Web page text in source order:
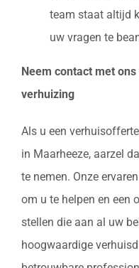
team staat altijd
uw vragen te
Neem contact met
verhuizing
Als u een
in Maarheeze, aarzel
te nemen. Onze
om u te helpen en een
stellen die aan al uw
hoogwaardige